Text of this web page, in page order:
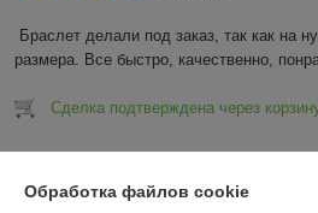
Браслет делали под заказ, так как на
размера. Все быстро, качественно,
Сделка подтверждена через
Обработка файлов cookie